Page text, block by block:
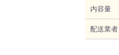
内容量
配送業者